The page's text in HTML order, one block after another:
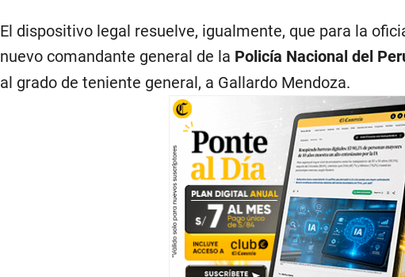
El dispositivo legal resuelve, igualmente, que para la
nuevo comandante general de la Policía Nacional del
al grado de teniente general, a Gallardo Mendoza.